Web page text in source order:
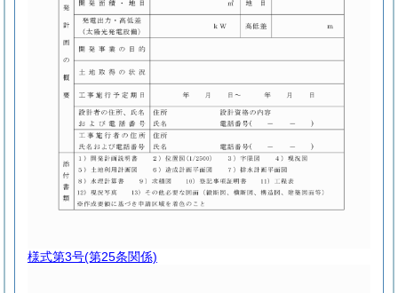
様式第3号(第25条関係)